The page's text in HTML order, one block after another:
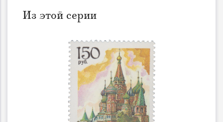
Из этой серии